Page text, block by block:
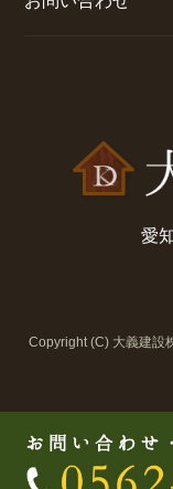
愛
Copyright (C) 大義建設